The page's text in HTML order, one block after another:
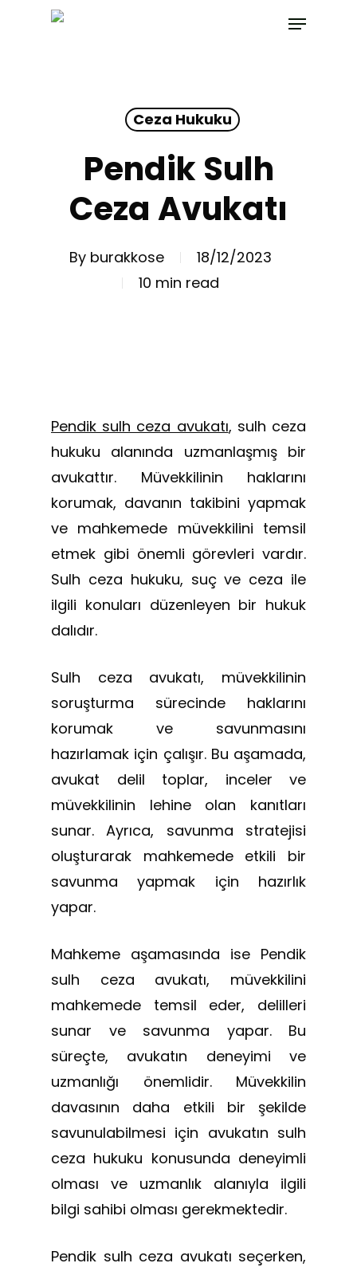
Menu
Ceza Hukuku
Pendik Sulh
Ceza Avukatı
By burakkose
18/12/2023
10 min read
Pendik sulh ceza avukatı, sulh ceza
hukuku alanında uzmanlaşmış bir
avukattır. Müvekkilinin haklarını
korumak, davanın takibini yapmak
ve mahkemede müvekkilini temsil
etmek gibi önemli görevleri vardır.
Sulh ceza hukuku, suç ve ceza ile
ilgili konuları düzenleyen bir hukuk
dalıdır.
Sulh ceza avukatı, müvekkilinin
soruşturma sürecinde haklarını
korumak ve savunmasını
hazırlamak için çalışır. Bu aşamada,
avukat delil toplar, inceler ve
müvekkilinin lehine olan kanıtları
sunar. Ayrıca, savunma stratejisi
oluşturarak mahkemede etkili bir
savunma yapmak için hazırlık
yapar.
Mahkeme aşamasında ise Pendik
sulh ceza avukatı, müvekkilini
mahkemede temsil eder, delilleri
sunar ve savunma yapar. Bu
süreçte, avukatın deneyimi ve
uzmanlığı önemlidir. Müvekkilin
davasının daha etkili bir şekilde
savunulabilmesi için avukatın sulh
ceza hukuku konusunda deneyimli
olması ve uzmanlık alanıyla ilgili
bilgi sahibi olması gerekmektedir.
Pendik sulh ceza avukatı seçerken,